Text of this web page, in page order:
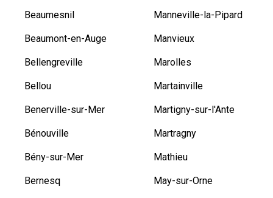
Beaumesnil
Beaumont-en-Auge
Bellengreville
Bellou
Benerville-sur-Mer
Bénouville
Bény-sur-Mer
Bernesq
Manneville-la-Pipard
Manvieux
Marolles
Martainville
Martigny-sur-l'Ante
Martragny
Mathieu
May-sur-Orne